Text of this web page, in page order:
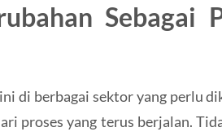
Sebagai
di berbagai sektor yang perlu
proses yang terus berjalan.